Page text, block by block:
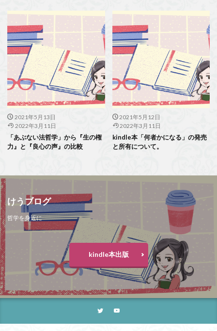
2021年5月13日
2022年3月11日
「あぶない法哲学」から『生の権
力』と『良心の声』の比較
2021年5月12日
2022年3月11日
kindle本「何者かになる」の発売
と所有について。
けうブログ
哲学を身近に
kindle本出版